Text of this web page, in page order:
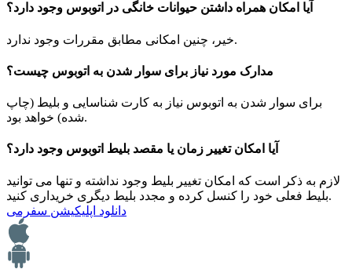
آیا امکان همراه داشتن حیوانات خانگی در اتوبوس وجود دارد؟
خیر، چنین امکانی مطابق مقررات وجود ندارد.
مدارک مورد نیاز برای سوار شدن به اتوبوس چیست؟
برای سوار شدن به اتوبوس نیاز به کارت شناسایی و بلیط (چاپ
شده) خواهد بود.
آیا امکان تغییر زمان یا مقصد بلیط اتوبوس وجود دارد؟
لازم به ذکر است که امکان تغییر بلیط وجود نداشته و تنها می توانید
بلیط فعلی خود را کنسل کرده و مجدد بلیط دیگری خریداری کنید.
دانلود اپلیکیشن سفرمی